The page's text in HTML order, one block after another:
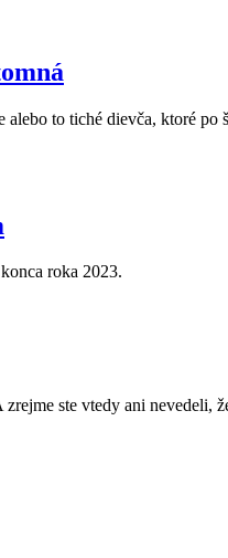
to tiché dievča, ktoré
roka 2023.
ste vtedy ani nevedeli,